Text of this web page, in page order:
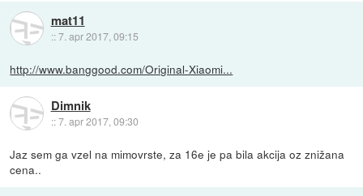
mat11
::7. apr 2017, 09:15
http://www.banggood.com/Original-Xiaomi...
Dimnik
::7. apr 2017, 09:30
Jaz sem ga vzel na mimovrste, za 16e je pa bila akcija oz znižana
cena..